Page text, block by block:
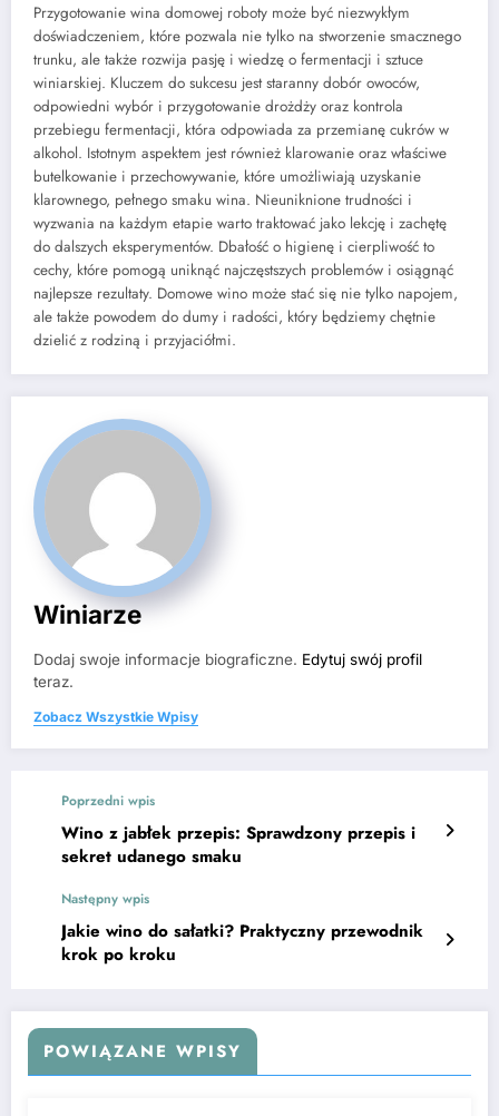
Przygotowanie wina domowej roboty może być niezwykłym
doświadczeniem, które pozwala nie tylko na stworzenie smacznego
trunku, ale także rozwija pasję i wiedzę o fermentacji i sztuce
winiarskiej. Kluczem do sukcesu jest staranny dobór owoców,
odpowiedni wybór i przygotowanie drożdży oraz kontrola
przebiegu fermentacji, która odpowiada za przemianę cukrów w
alkohol. Istotnym aspektem jest również klarowanie oraz właściwe
butelkowanie i przechowywanie, które umożliwiają uzyskanie
klarownego, pełnego smaku wina. Nieuniknione trudności i
wyzwania na każdym etapie warto traktować jako lekcję i zachętę
do dalszych eksperymentów. Dbałość o higienę i cierpliwość to
cechy, które pomogą uniknąć najczęstszych problemów i osiągnąć
najlepsze rezultaty. Domowe wino może stać się nie tylko napojem,
ale także powodem do dumy i radości, który będziemy chętnie
dzielić z rodziną i przyjaciółmi.
Winiarze
Dodaj swoje informacje biograficzne. Edytuj swój profil
teraz.
Zobacz Wszystkie Wpisy
Poprzedni wpis
Wino z jabłek przepis: Sprawdzony przepis i
sekret udanego smaku
Następny wpis
Jakie wino do sałatki? Praktyczny przewodnik
krok po kroku
POWIĄZANE WPISY